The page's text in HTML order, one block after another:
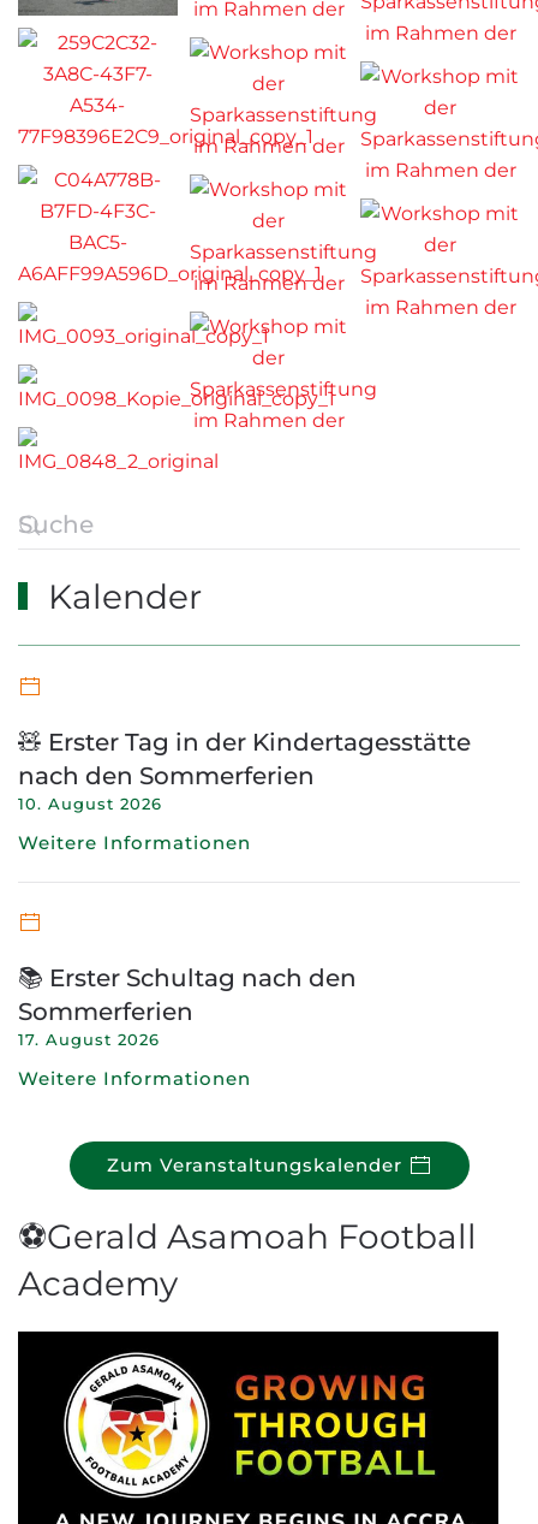
Kalender
🧸 Erster Tag in der Kindertagesstätte
nach den Sommerferien
10. August 2026
Weitere Informationen
📚 Erster Schultag nach den
Sommerferien
17. August 2026
Weitere Informationen
Zum Veranstaltungskalender
⚽Gerald Asamoah Football
Academy